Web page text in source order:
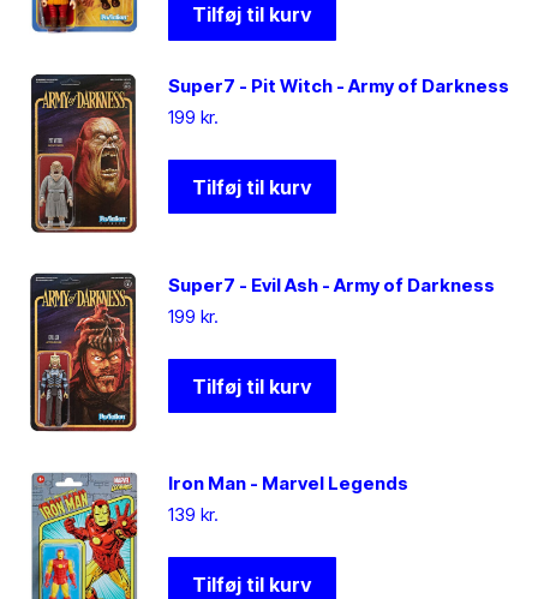
Tilføj til kurv
Super7 - Pit Witch - Army of Darkness
199 kr.
Tilføj til kurv
Super7 - Evil Ash - Army of Darkness
199 kr.
Tilføj til kurv
Iron Man - Marvel Legends
139 kr.
Tilføj til kurv